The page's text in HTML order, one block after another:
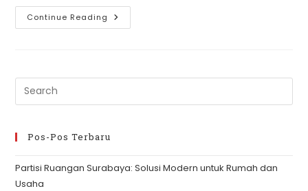
Continue Reading Model
Sekat
Pos-Pos Terbaru
Partisi Ruangan Surabaya: Solusi Modern untuk Rumah dan
Usaha